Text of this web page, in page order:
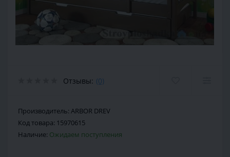
Отзывы: (0)
Производитель: ARBOR DREV
Код товара: 15970615
Наличие: Ожидаем поступления